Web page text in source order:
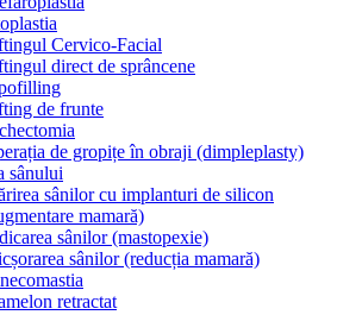
Cervico-Facial
direct de sprâncene
de frunte
de gropițe în obraji (dimpleplasty)
sânului
sânilor cu implanturi de silicon
mamară)
sânilor (mastopexie)
sânilor (reducția mamară)
retractat